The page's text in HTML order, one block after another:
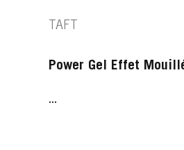
TAFT
Power Gel Effet
...